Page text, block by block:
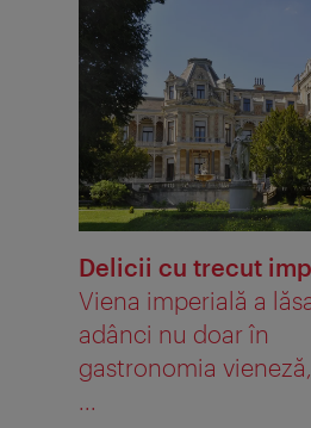
Delicii cu trecut
Viena imperială a
adânci nu doar în
gastronomia